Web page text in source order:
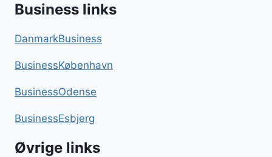
Business links
DanmarkBusiness
BusinessKøbenhavn
BusinessOdense
BusinessEsbjerg
Øvrige links